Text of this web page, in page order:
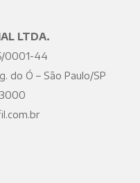
LTDA.
0001-44
do Ó – São Paulo/SP
3000